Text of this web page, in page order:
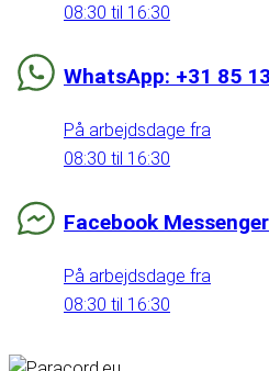
08:30 til 16:30
WhatsApp: +31 85
På arbejdsdage fra
08:30 til 16:30
Facebook Messenger
På arbejdsdage fra
08:30 til 16:30